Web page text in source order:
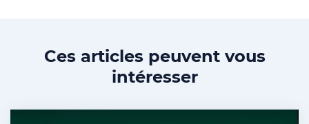
Ces articles peuvent vous
intéresser